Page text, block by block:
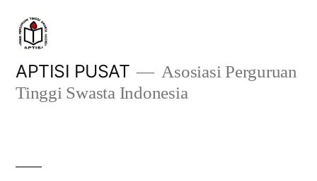
content
APTISI PUSAT
Asosiasi Perguruan
Tinggi Swasta Indonesia